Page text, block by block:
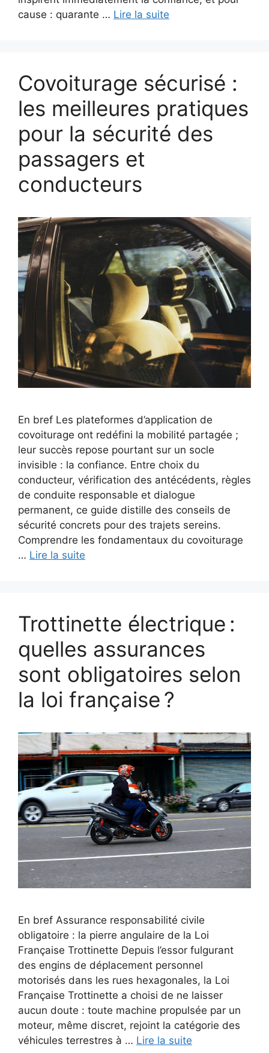
cause : quarante … Lire la suite
Covoiturage sécurisé :
les meilleures pratiques
pour la sécurité des
passagers et
conducteurs
En bref Les plateformes d’application de
covoiturage ont redéfini la mobilité partagée ;
leur succès repose pourtant sur un socle
invisible : la confiance. Entre choix du
conducteur, vérification des antécédents, règles
de conduite responsable et dialogue
permanent, ce guide distille des conseils de
sécurité concrets pour des trajets sereins.
Comprendre les fondamentaux du covoiturage
… Lire la suite
Trottinette électrique :
quelles assurances
sont obligatoires selon
la loi française ?
En bref Assurance responsabilité civile
obligatoire : la pierre angulaire de la Loi
Française Trottinette Depuis l’essor fulgurant
des engins de déplacement personnel
motorisés dans les rues hexagonales, la Loi
Française Trottinette a choisi de ne laisser
aucun doute : toute machine propulsée par un
moteur, même discret, rejoint la catégorie des
véhicules terrestres à … Lire la suite